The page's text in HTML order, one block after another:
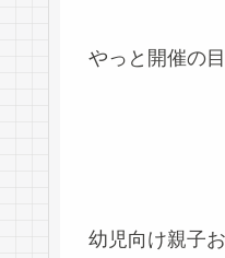
やっと開催の
幼児向け親子